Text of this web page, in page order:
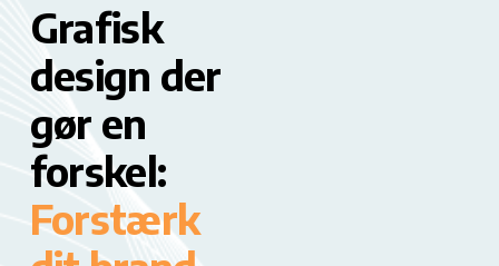
Grafisk
design der
gør en
forskel:
Forstærk